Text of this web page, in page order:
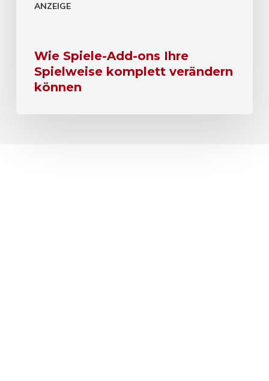
ANZEIGE
Wie Spiele-Add-ons Ihre
Spielweise komplett verändern
können